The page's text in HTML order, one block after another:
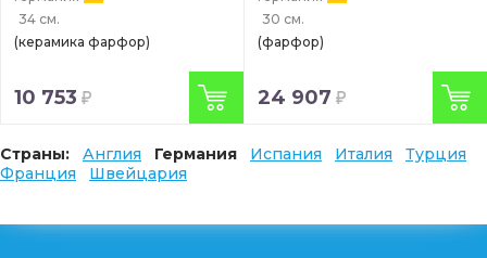
34 см.
(керамика фарфор)
10 753
30 см.
(фарфор)
24 907
Страны: Англия Германия Испания Италия
Турция
Франция
Швейцария